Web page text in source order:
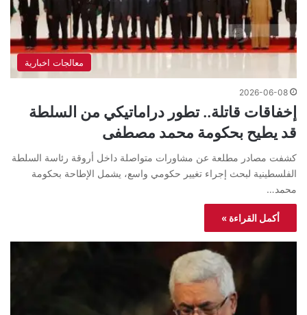
معالجات اخبارية
2026-06-08
إخفاقات قاتلة.. تطور دراماتيكي من السلطة
قد يطيح بحكومة محمد مصطفى
كشفت مصادر مطلعة عن مشاورات متواصلة داخل أروقة رئاسة السلطة
الفلسطينية لبحث إجراء تغيير حكومي واسع، يشمل الإطاحة بحكومة
محمد…
أكمل القراءة »